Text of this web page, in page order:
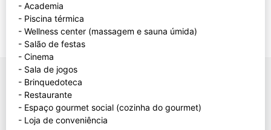
- Academia
- Piscina térmica
- Wellness center (massagem e sauna úmida)
- Salão de festas
- Cinema
- Sala de jogos
- Brinquedoteca
- Restaurante
- Espaço gourmet social (cozinha do gourmet)
- Loja de conveniência